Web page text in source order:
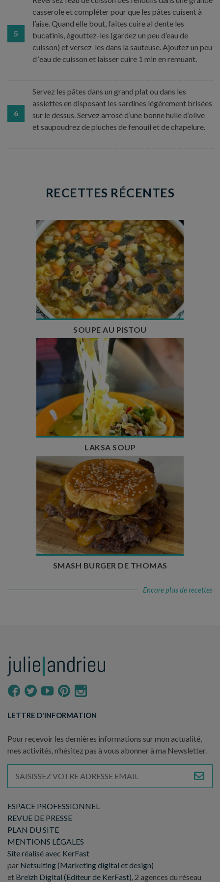
5
casserole et compléter pour que les pâtes cuisent à
l’aise. Quand elle bout, faites cuire al dente les
bucatinis, égouttez-les (gardez un peu d’eau de
cuisson) et versez-les dans la sauteuse. Ajoutez un peu
d ‘eau de cuisson et laisser cuire 1 min en remuant.
6
Servez les pâtes dans un grand plat ou dans les
assiettes en disposant les sardines légèrement brisées
sur le dessus. Servez arrosé d’une bonne huile d’olive
et saupoudrez de pluches de fenouil et de chapelure.
RECETTES RÉCENTES
Temps de préparation : 35 min
Temps de cuisson : 1h15
Nombre de couverts : 8
SOUPE AU PISTOU
Temps de préparation : 40 min
Temps de cuisson : 25 min
Nombre de couverts : 4
LAKSA SOUP
Temps de préparation : 20 min
Temps de cuisson : 5 à 10 min
Nombre de couverts : 4
SMASH BURGER DE THOMAS
Encore plus de recettes
ESPACE PROFESSIONNEL
REVUE DE PRESSE
PLAN DU SITE
MENTIONS LÉGALES
Site réalisé avec KerFast
par Netsulting (Marketing digital et design)
et Breizh Digital (Editeur de KerFast), 2 agences du réseau
LETTRE D'INFORMATION
Pour recevoir les dernières informations sur mon actualité,
mes activités, n’hésitez pas à vous abonner à ma Newsletter.